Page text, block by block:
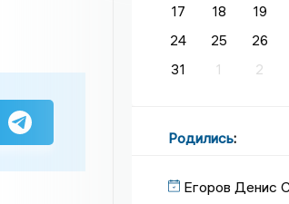
17
18 19
24
25 26
31
1 2
Родились:
Егоров Денис